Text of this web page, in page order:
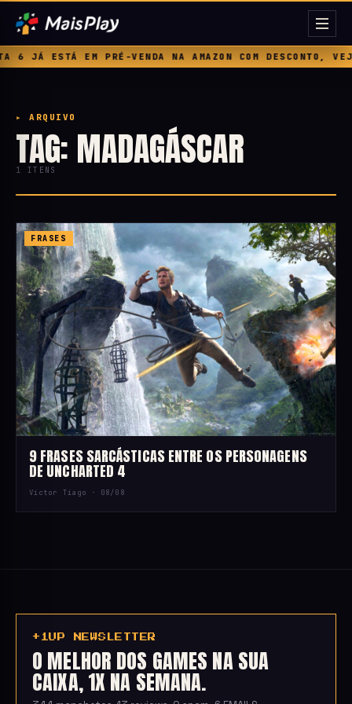
JÁ ESTÁ EM PRÉ-VENDA NA AMAZON COM DESCONTO,
▸ ARQUIVO
TAG: MADAGÁSCAR
1 ITENS
FRASES
9 FRASES SARCÁSTICAS ENTRE OS PERSONAGENS
DE UNCHARTED 4
Victor Tiago · 08/08
+1UP NEWSLETTER
O MELHOR DOS GAMES NA SUA
CAIXA, 1X NA SEMANA.